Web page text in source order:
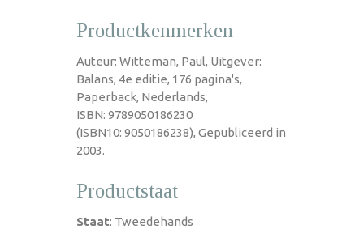
Productkenmerken
Auteur: Witteman, Paul, Uitgever:
Balans, 4e editie, 176 pagina's,
Paperback, Nederlands,
ISBN: 9789050186230
(ISBN10: 9050186238), Gepubliceerd in
2003.
Productstaat
Staat: Tweedehands